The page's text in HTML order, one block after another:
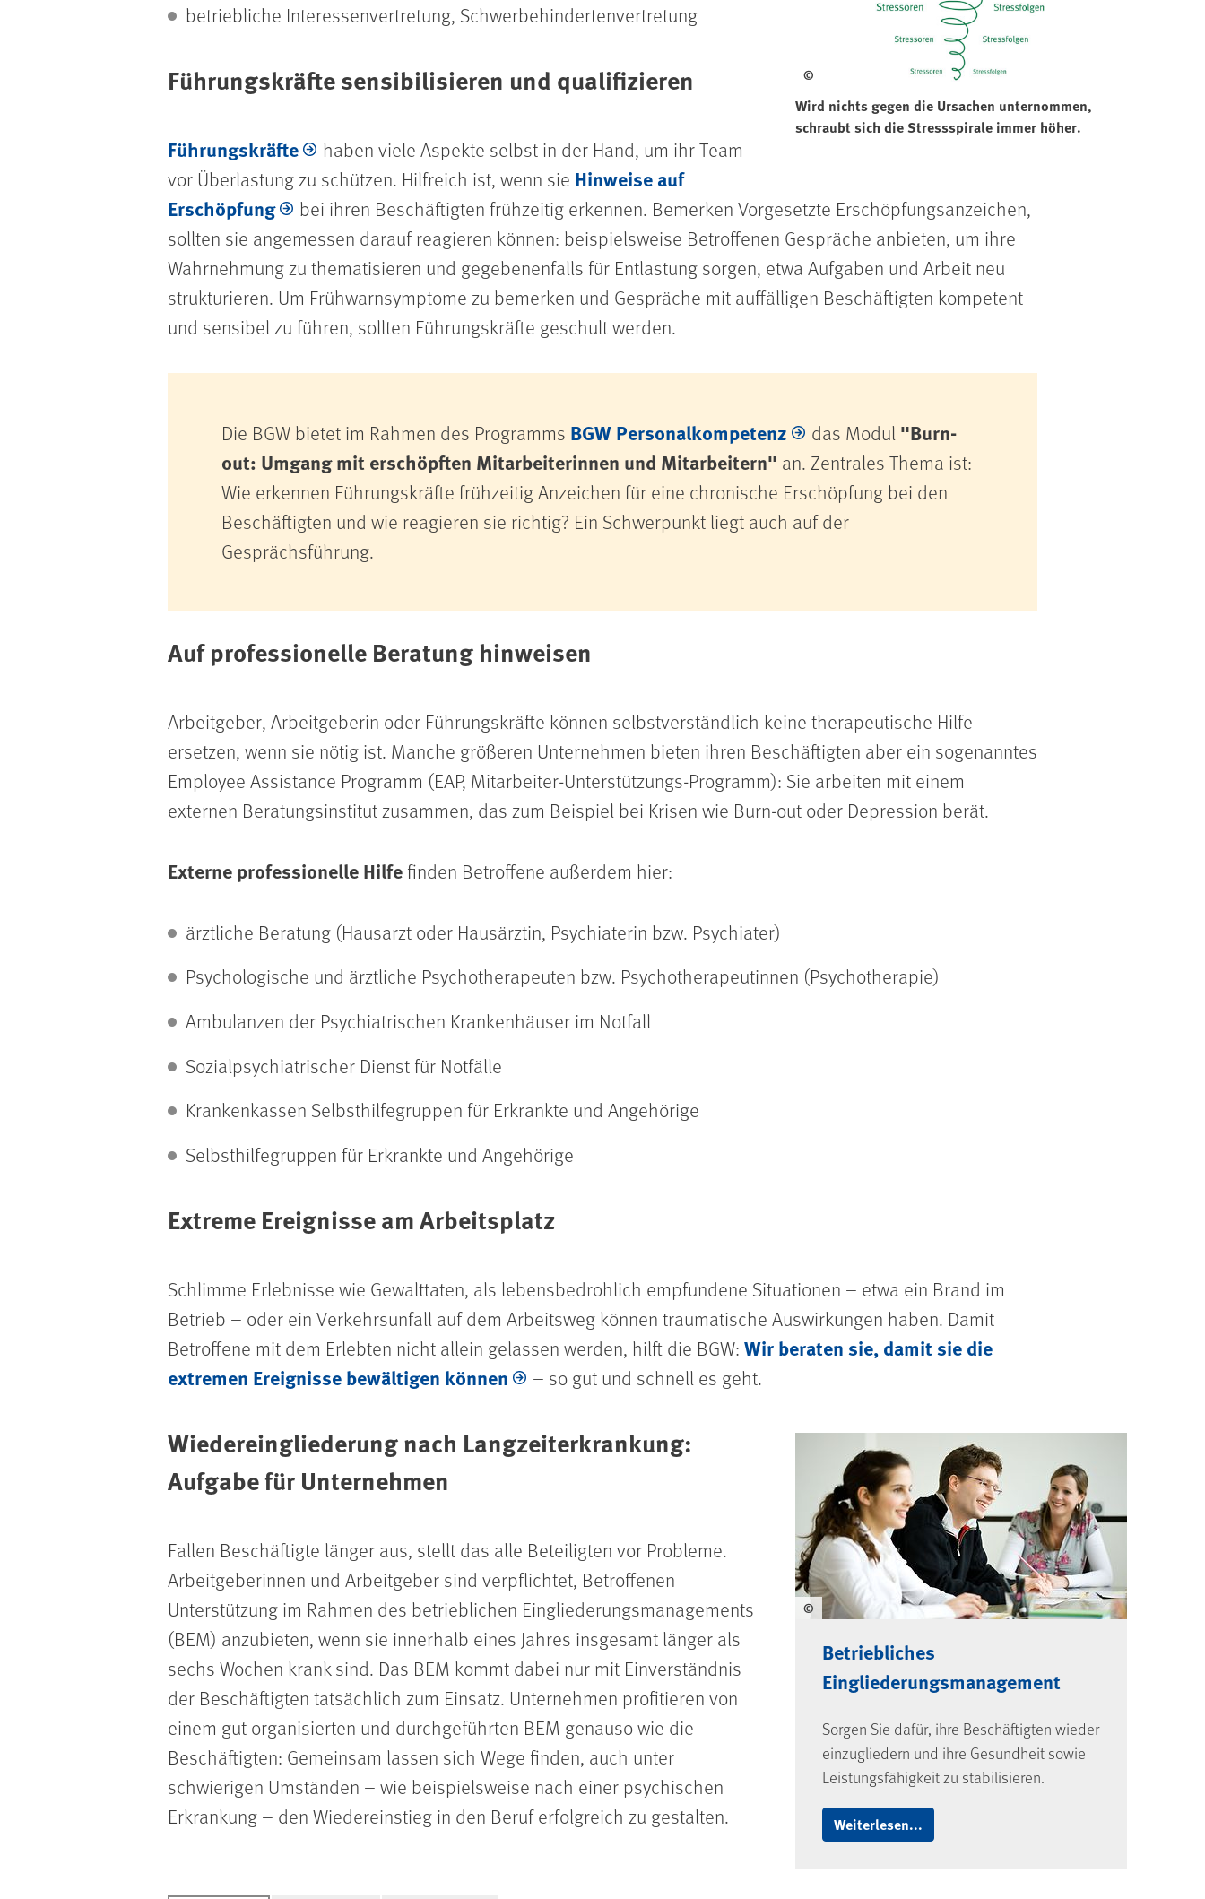
©
Wird nichts gegen die Ursachen unternommen,
schraubt sich die Stressspirale immer höher.
betriebliche Interessenvertretung, Schwerbehindertenvertretung
Führungskräfte sensibilisieren und qualifizieren
Führungskräfte
haben viele Aspekte selbst in der Hand, um ihr Team
vor Überlastung zu schützen. Hilfreich ist, wenn sie Hinweise auf
Erschöpfung
bei ihren Beschäftigten frühzeitig erkennen. Bemerken Vorgesetzte Erschöpfungsanzeichen,
sollten sie angemessen darauf reagieren können: beispielsweise Betroffenen Gespräche anbieten, um ihre
Wahrnehmung zu thematisieren und gegebenenfalls für Entlastung sorgen, etwa Aufgaben und Arbeit neu
strukturieren. Um Frühwarnsymptome zu bemerken und Gespräche mit auffälligen Beschäftigten kompetent
und sensibel zu führen, sollten Führungskräfte geschult werden.
Die BGW bietet im Rahmen des Programms BGW Personalkompetenz das Modul "Burn-
out: Umgang mit erschöpften Mitarbeiterinnen und Mitarbeitern" an. Zentrales Thema ist:
Wie erkennen Führungskräfte frühzeitig Anzeichen für eine chronische Erschöpfung bei den
Beschäftigten und wie reagieren sie richtig? Ein Schwerpunkt liegt auch auf der
Gesprächsführung.
Auf professionelle Beratung hinweisen
Arbeitgeber, Arbeitgeberin oder Führungskräfte können selbstverständlich keine therapeutische Hilfe
ersetzen, wenn sie nötig ist. Manche größeren Unternehmen bieten ihren Beschäftigten aber ein sogenanntes
Employee Assistance Programm (EAP, Mitarbeiter-Unterstützungs-Programm): Sie arbeiten mit einem
externen Beratungsinstitut zusammen, das zum Beispiel bei Krisen wie Burn-out oder Depression berät.
Externe professionelle Hilfe finden Betroffene außerdem hier:
ärztliche Beratung (Hausarzt oder Hausärztin, Psychiaterin bzw. Psychiater)
Psychologische und ärztliche Psychotherapeuten bzw. Psychotherapeutinnen (Psychotherapie)
Ambulanzen der Psychiatrischen Krankenhäuser im Notfall
Sozialpsychiatrischer Dienst für Notfälle
Krankenkassen Selbsthilfegruppen für Erkrankte und Angehörige
Selbsthilfegruppen für Erkrankte und Angehörige
Extreme Ereignisse am Arbeitsplatz
Schlimme Erlebnisse wie Gewalttaten, als lebensbedrohlich empfundene Situationen – etwa ein Brand im
Betrieb – oder ein Verkehrsunfall auf dem Arbeitsweg können traumatische Auswirkungen haben. Damit
Betroffene mit dem Erlebten nicht allein gelassen werden, hilft die BGW: Wir beraten sie, damit sie die
extremen Ereignisse bewältigen können
– so gut und schnell es geht.
©
Betriebliches
Eingliederungsmanagement
Sorgen Sie dafür, ihre Beschäftigten wieder
einzugliedern und ihre Gesundheit sowie
Leistungsfähigkeit zu stabilisieren.
Weiterlesen...
Wiedereingliederung nach Langzeiterkrankung:
Aufgabe für Unternehmen
Fallen Beschäftigte länger aus, stellt das alle Beteiligten vor Probleme.
Arbeitgeberinnen und Arbeitgeber sind verpflichtet, Betroffenen
Unterstützung im Rahmen des betrieblichen Eingliederungsmanagements
(BEM) anzubieten, wenn sie innerhalb eines Jahres insgesamt länger als
sechs Wochen krank sind. Das BEM kommt dabei nur mit Einverständnis
der Beschäftigten tatsächlich zum Einsatz. Unternehmen profitieren von
einem gut organisierten und durchgeführten BEM genauso wie die
Beschäftigten: Gemeinsam lassen sich Wege finden, auch unter
schwierigen Umständen – wie beispielsweise nach einer psychischen
Erkrankung – den Wiedereinstieg in den Beruf erfolgreich zu gestalten.